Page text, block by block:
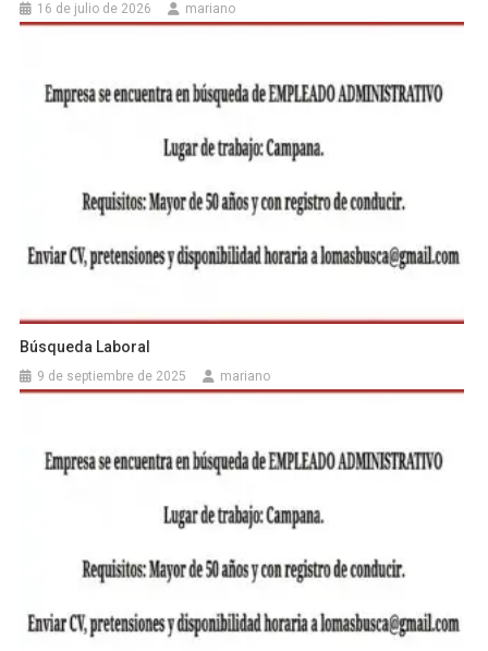
16 de julio de 2026 mariano
Búsqueda Laboral
9 de septiembre de 2025 mariano